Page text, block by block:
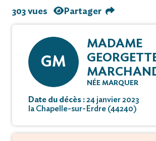
303 vues Partager
GM
MADAME
NÉE MARQUER
Date du décès :24 janvier 2023
la Chapelle-sur-Erdre (44240)